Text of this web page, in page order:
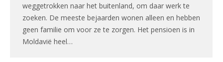
weggetrokken naar het buitenland, om daar werk te
zoeken. De meeste bejaarden wonen alleen en hebben
geen familie om voor ze te zorgen. Het pensioen is in
Moldavië heel…